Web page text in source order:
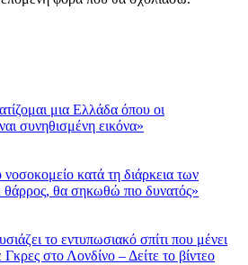
μια Ελλάδα όπου οι
συνηθισμένη εικόνα»
νοσοκομείο κατά τη διάρκεια των
θα σηκωθώ πιο δυνατός»
το εντυπωσιακό σπίτι που μένει
στο Λονδίνο – Δείτε το βίντεο